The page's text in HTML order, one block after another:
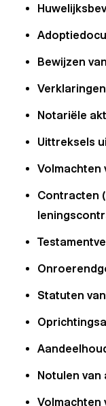
Bewijzen
Notariële
Uittreksels
Volmachten
Contracten
Statuten
Notulen
Volmachten